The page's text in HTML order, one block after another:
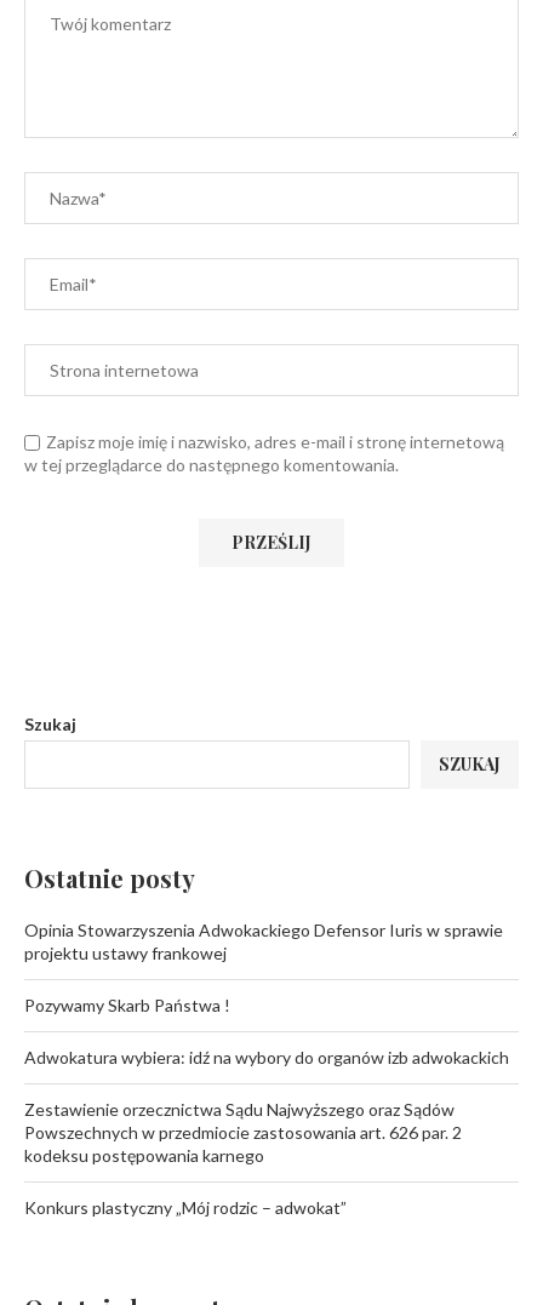
Zapisz moje imię i nazwisko, adres e-mail i stronę internetową
w tej przeglądarce do następnego komentowania.
Szukaj
SZUKAJ
Ostatnie posty
Opinia Stowarzyszenia Adwokackiego Defensor Iuris w sprawie
projektu ustawy frankowej
Pozywamy Skarb Państwa !
Adwokatura wybiera: idź na wybory do organów izb adwokackich
Zestawienie orzecznictwa Sądu Najwyższego oraz Sądów
Powszechnych w przedmiocie zastosowania art. 626 par. 2
kodeksu postępowania karnego
Konkurs plastyczny „Mój rodzic – adwokat”